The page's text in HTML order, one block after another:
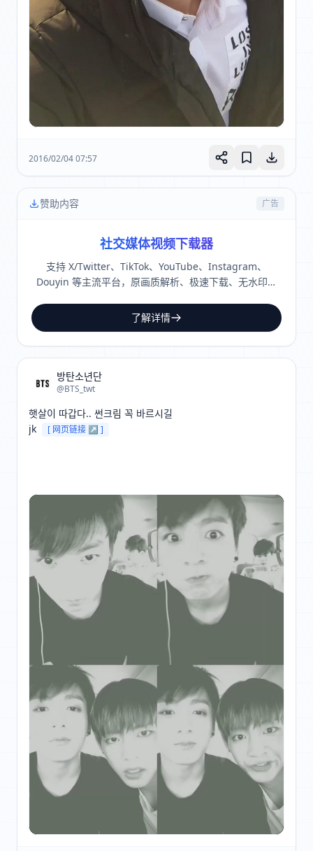
2016/02/04 07:57
赞助内容 广告
社交媒体视频下载器
支持 X/Twitter、TikTok、YouTube、Instagram、
Douyin 等主流平台，原画质解析、极速下载、无水印保
了解详情
방탄소년단
@BTS_twt
햇살이 따갑다.. 썬크림 꼭 바르시길
jk
[ 网页链接 ↗ ]